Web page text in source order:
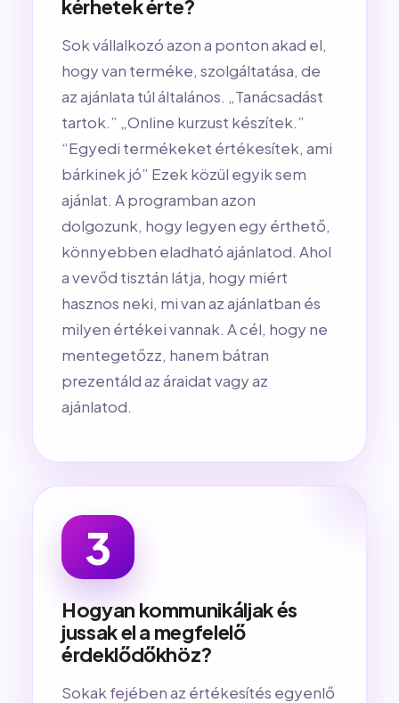
kérhetek érte?
Sok vállalkozó azon a ponton akad el,
hogy van terméke, szolgáltatása, de
az ajánlata túl általános. „Tanácsadást
tartok.” „Online kurzust készítek.”
“Egyedi termékeket értékesítek, ami
bárkinek jó” Ezek közül egyik sem
ajánlat. A programban azon
dolgozunk, hogy legyen egy érthető,
könnyebben eladható ajánlatod. Ahol
a vevőd tisztán látja, hogy miért
hasznos neki, mi van az ajánlatban és
milyen értékei vannak. A cél, hogy ne
mentegetőzz, hanem bátran
prezentáld az áraidat vagy az
ajánlatod.
3
Hogyan kommunikáljak és
jussak el a megfelelő
érdeklődőkhöz?
Sokak fejében az értékesítés egyenlő